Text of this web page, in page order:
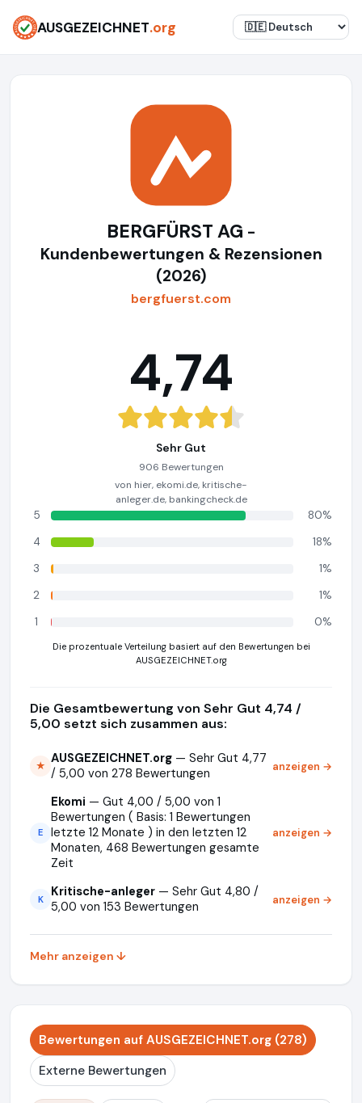
AUSGEZEICHNET.org
BERGFÜRST AG -
Kundenbewertungen & Rezensionen
(2026)
bergfuerst.com
4,74
Sehr Gut
906 Bewertungen
von hier, ekomi.de, kritische-
anleger.de, bankingcheck.de
5
80%
4
18%
3
1%
2
1%
1
0%
Die prozentuale Verteilung basiert auf den Bewertungen bei
AUSGEZEICHNET.org
Die Gesamtbewertung von Sehr Gut 4,74 /
5,00 setzt sich zusammen aus:
★ AUSGEZEICHNET.org — Sehr Gut 4,77
/ 5,00 von 278 Bewertungen
anzeigen →
E
Ekomi — Gut 4,00 / 5,00 von 1
Bewertungen ( Basis: 1 Bewertungen
letzte 12 Monate ) in den letzten 12
Monaten, 468 Bewertungen gesamte
Zeit
anzeigen →
K Kritische-anleger — Sehr Gut 4,80 /
5,00 von 153 Bewertungen
anzeigen →
Mehr anzeigen ↓
Bewertungen auf AUSGEZEICHNET.org (278)
Externe Bewertungen